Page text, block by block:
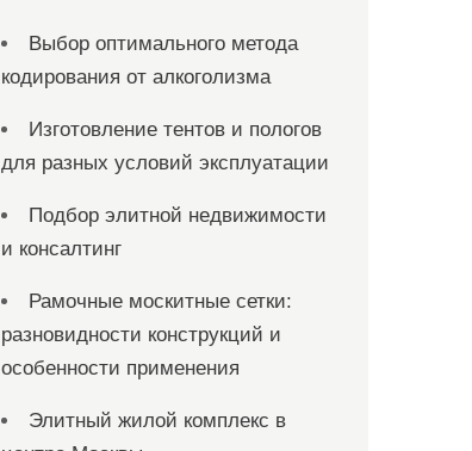
Выбор оптимального метода
кодирования от алкоголизма
Изготовление тентов и пологов
для разных условий эксплуатации
Подбор элитной недвижимости
и консалтинг
Рамочные москитные сетки:
разновидности конструкций и
особенности применения
Элитный жилой комплекс в